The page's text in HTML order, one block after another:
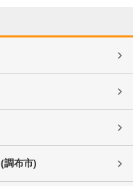
(調布市)